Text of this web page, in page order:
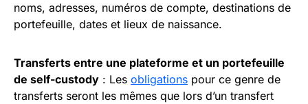
noms, adresses, numéros de compte, destinations de
portefeuille, dates et lieux de naissance.
Transferts entre une plateforme et un portefeuille
de self-custody : Les obligations pour ce genre de
transferts seront les mêmes que lors d’un transfert